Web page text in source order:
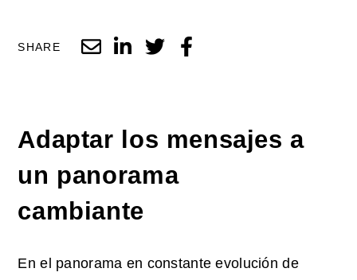
SHARE
Adaptar los mensajes a
un panorama
cambiante
En el panorama en constante evolución de